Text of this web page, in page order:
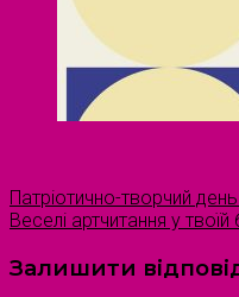
Патріотично-творчий
Веселі артчитання у твоїй
Залишити